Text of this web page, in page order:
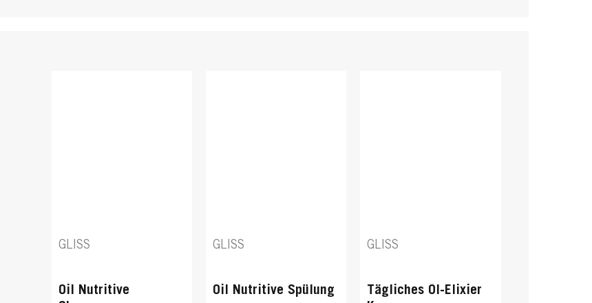
GLISS
Oil Nutritive
GLISS
Oil Nutritive Spülung
GLISS
Tägliches Öl-Elixier